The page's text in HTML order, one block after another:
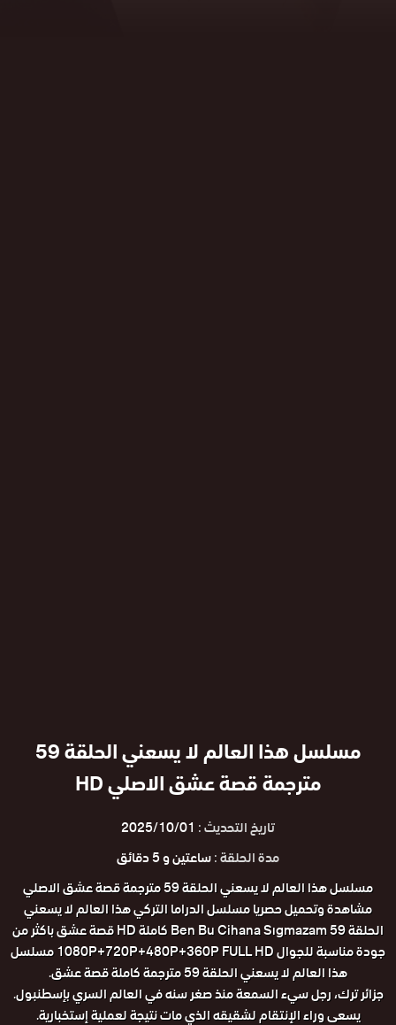
مسلسل هذا العالم لا يسعني الحلقة 59
مترجمة قصة عشق الاصلي HD
تاريخ التحديث : 2025/10/01
مدة الحلقة :ساعتين و 5 دقائق
مسلسل هذا العالم لا يسعني الحلقة 59 مترجمة قصة عشق الاصلي
مشاهدة وتحميل حصريا مسلسل الدراما التركي هذا العالم لا يسعني
الحلقة 59 Ben Bu Cihana Sıgmazam كاملة HD قصة عشق باكثر من
جودة مناسبة للجوال 1080P+720P+480P+360P FULL HD مسلسل
هذا العالم لا يسعني الحلقة 59 مترجمة كاملة قصة عشق.
جزائر ترك، رجل سيء السمعة منذ صغر سنه في العالم السري بإسطنبول.
يسعى وراء الإنتقام لشقيقه الذي مات نتيجة لعملية إستخبارية.